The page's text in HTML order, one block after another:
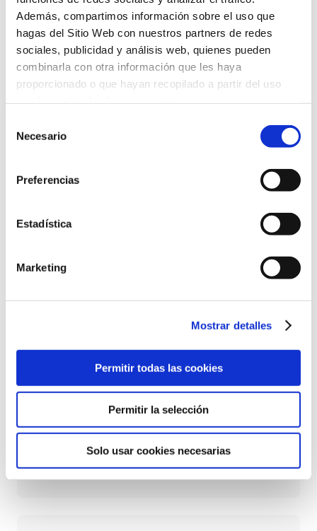
Además, compartimos información sobre el uso que
hagas del Sitio Web con nuestros partners de redes
sociales, publicidad y análisis web, quienes pueden
combinarla con otra información que les haya
proporcionado o que hayan recopilado a partir del uso
Necesario
Preferencias
Estadística
Marketing
Mostrar detalles
Permitir todas las cookies
Permitir la selección
Solo usar cookies necesarias
Creamos estrategias adaptadas a las
necesidades de tu público objetivo,
atrayendo clientes fieles a tu marca.
Estrategia de Marketing B2B
conectar empresas, promover servicios y
productos, priorizando relaciones sólidas y
duraderas
Te ayudamos a conectar con tu público
objetivo aumentando tus ventas y
construyendo relaciones duraderas.
Estrategia de Marketing B2C